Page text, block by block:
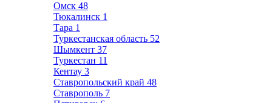
Омск 48
Тюкалинск 1
Тара 1
Туркестанская область 52
Шымкент 37
Туркестан 11
Кентау 3
Ставропольский край 48
Ставрополь 7